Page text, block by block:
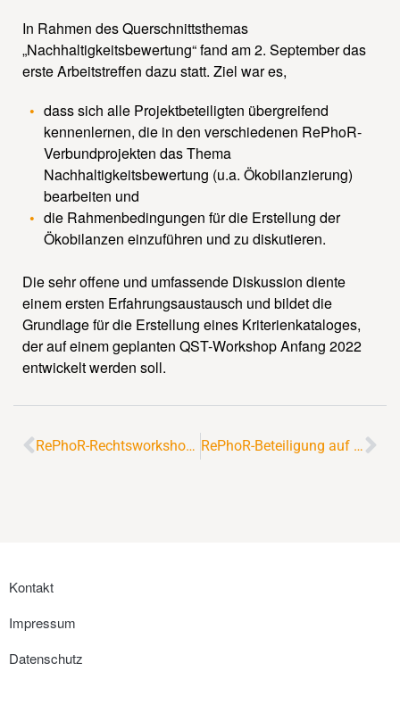
In Rahmen des Querschnittsthemas
„Nachhaltigkeitsbewertung“ fand am 2. September das
erste Arbeitstreffen dazu statt. Ziel war es,
dass sich alle Projektbeteiligten übergreifend
kennenlernen, die in den verschiedenen RePhoR-
Verbundprojekten das Thema
Nachhaltigkeitsbewertung (u.a. Ökobilanzierung)
bearbeiten und
die Rahmenbedingungen für die Erstellung der
Ökobilanzen einzuführen und zu diskutieren.
Die sehr offene und umfassende Diskussion diente
einem ersten Erfahrungsaustausch und bildet die
Grundlage für die Erstellung eines Kriterienkataloges,
der auf einem geplanten QST-Workshop Anfang 2022
entwickelt werden soll.
RePhoR-Rechtsworkshop am 26. April 2021 RePhoR-Beteiligung auf der 55. Essener Tagung
Kontakt
Impressum
Datenschutz